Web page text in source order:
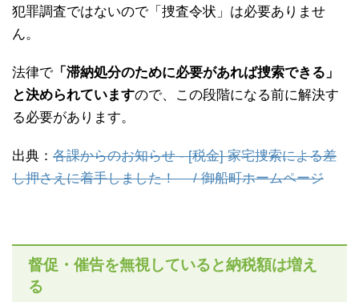
犯罪調査ではないので「捜査令状」は必要ありませ
ん。
法律で「滞納処分のために必要があれば捜索できる」
と決められていますので、この段階になる前に解決す
る必要があります。
出典： 各課からのお知らせ - [税金] 家宅捜索による差
し押さえに着手しました！ / 御船町ホームページ
督促・催告を無視していると納税額は増え
る